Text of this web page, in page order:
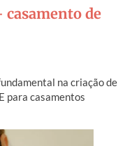
de
na criação de
para casamentos